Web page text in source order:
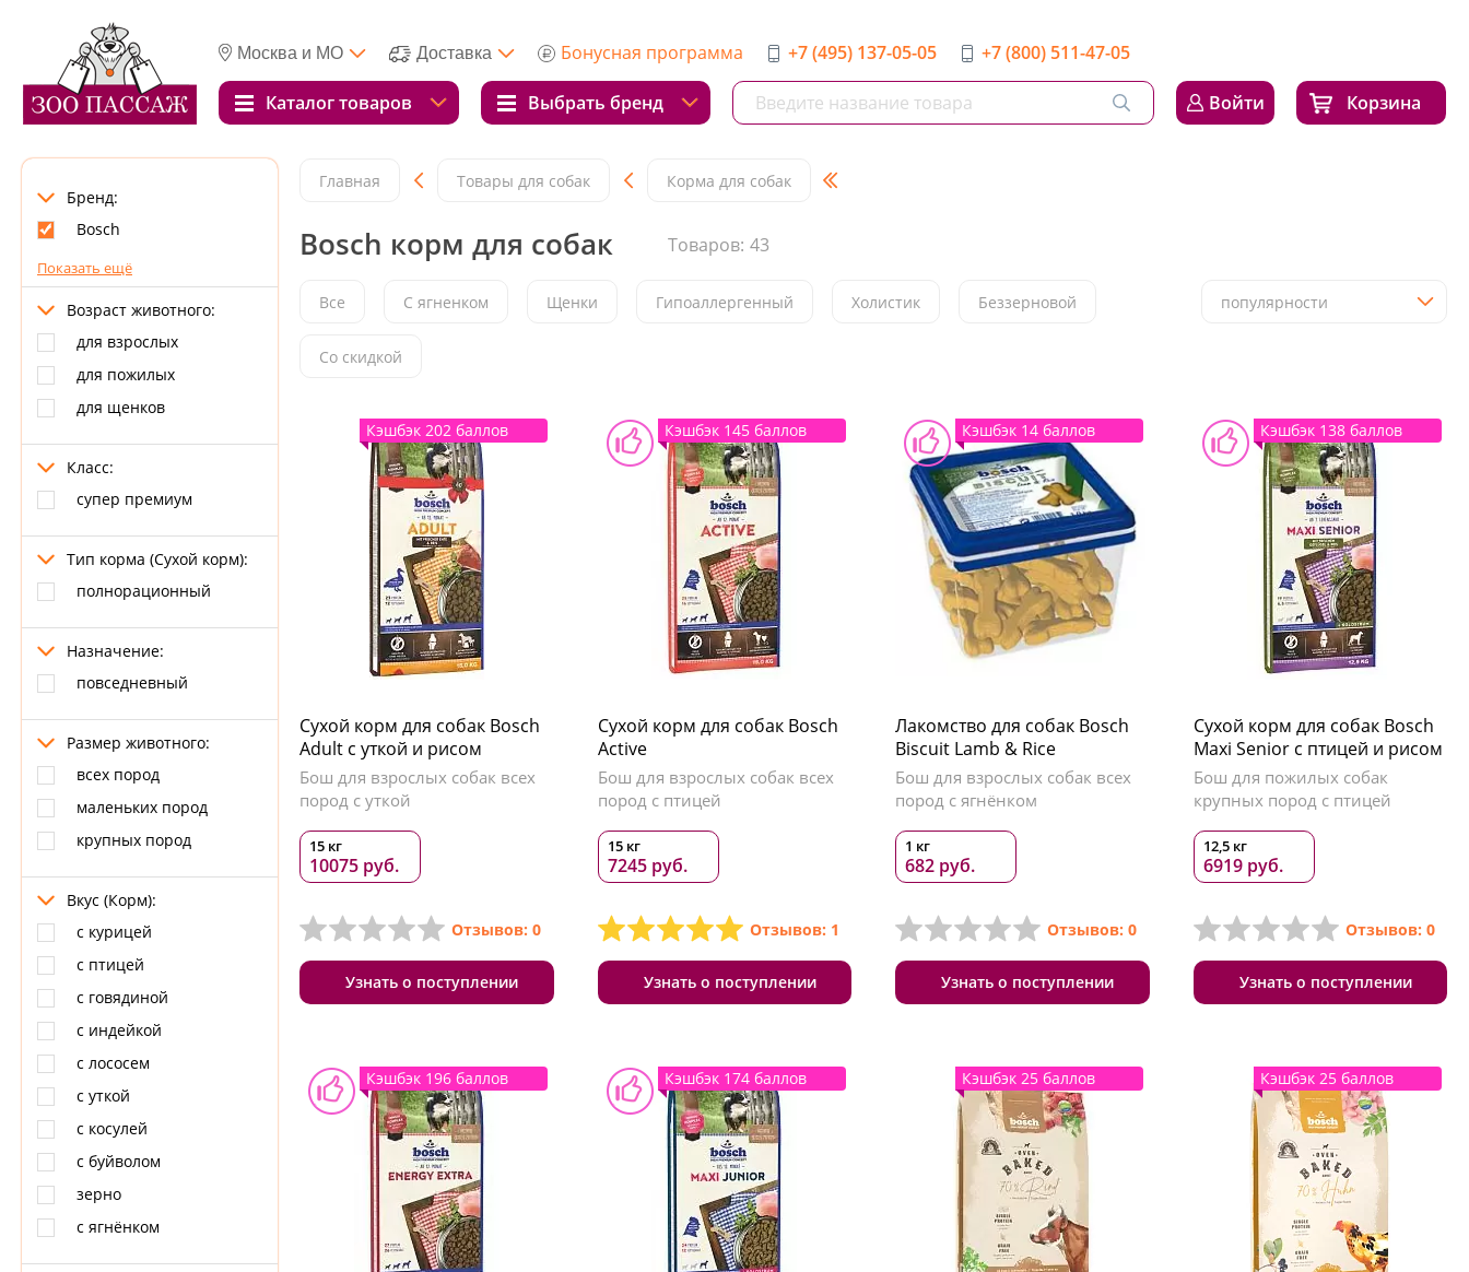
Москва и МО Доставка Бонусная программа +7 (495) 137-05-05 +7 (800) 511-47-05
Каталог товаров Выбрать бренд Войти Корзина
Бренд:
Bosch
Показать ещё
Возраст животного:
для взрослых
для пожилых
для щенков
Класс:
cупер премиум
Тип корма (Сухой корм):
полнорационный
Назначение:
повседневный
Размер животного:
всех пород
маленьких пород
крупных пород
Вкус (Корм):
с курицей
с птицей
с говядиной
с индейкой
с лососем
с уткой
с косулей
с буйволом
зерно
с ягнёнком
Главная Товары для собак Корма для собак
Bosch корм для собак Товаров: 43
Все С ягненком Щенки Гипоаллергенный Холистик Беззерновой
Со скидкой
популярности
Кэшбэк 202 баллов
Сухой корм для собак Bosch
Adult с уткой и рисом
Бош для взрослых собак всех
пород с уткой
15 кг
10075 руб.
Отзывов: 0
Узнать о поступлении
Кэшбэк 145 баллов
Сухой корм для собак Bosch
Active
Бош для взрослых собак всех
пород с птицей
15 кг
7245 руб.
Отзывов: 1
Узнать о поступлении
Кэшбэк 14 баллов
Лакомство для собак Bosch
Biscuit Lamb & Rice
Бош для взрослых собак всех
пород с ягнёнком
1 кг
682 руб.
Отзывов: 0
Узнать о поступлении
Кэшбэк 138 баллов
Сухой корм для собак Bosch
Maxi Senior с птицей и рисом
Бош для пожилых собак
крупных пород с птицей
12,5 кг
6919 руб.
Отзывов: 0
Узнать о поступлении
Кэшбэк 196 баллов Кэшбэк 174 баллов Кэшбэк 25 баллов Кэшбэк 25 баллов